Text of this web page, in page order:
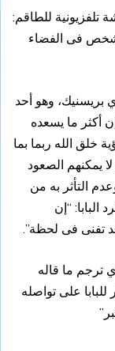
للطاقم:
شخص فى الفضاء
بريسنيك، وهو أحد
أكثر ما يسعده
خلق الله ربما بما
يمكنهم الصعود
التأثر به من
“إن
تفنى فى لحظة”.
ترجم ما قاله
على تواصله